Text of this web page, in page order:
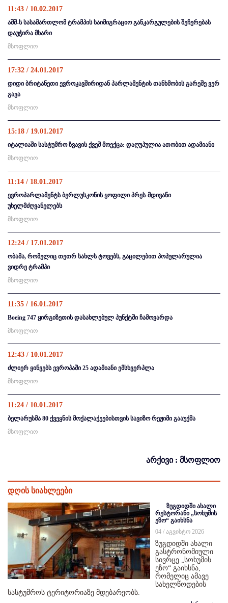
11:43 / 10.02.2017
აშშ-ს სასამართლომ ტრამპის საიმიგრაციო განკარგულების შეჩერებას
დაუჭირა მხარი
მსოფლიო
17:32 / 24.01.2017
დიდი ბრიტანეთი ევროკავშირიდან პარლამენტის თანხმობის გარეშე ვერ
გავა
მსოფლიო
15:18 / 19.01.2017
იტალიაში სასტუმრო ზვავის ქვეშ მოექცა: დაღუპულია ათობით ადამიანი
მსოფლიო
11:14 / 18.01.2017
ევროპარლამენტს ბერლუსკონის ყოფილი პრეს-მდივანი
უხელმძღვანელებს
მსოფლიო
12:24 / 17.01.2017
ობამა, რომელიც თეთრ სახლს ტოვებს, გაცილებით პოპულარულია
ვიდრე ტრამპი
მსოფლიო
11:35 / 16.01.2017
Boeing 747 ყირგიზეთის დასახლებულ პუნქტში ჩამოვარდა
მსოფლიო
12:43 / 10.01.2017
ძლიერ ყინვებს ევროპაში 25 ადამიანი ემსხვერპლა
მსოფლიო
11:24 / 10.01.2017
ბელარუსმა 80 ქვეყნის მოქალაქეებისთვის სავიზო რეჟიმი გააუქმა
მსოფლიო
არქივი : მსოფლიო
დღის სიახლეები
ზუგდიდში ახალი
რესტორანი „სოხუმის
ეზო“ გაიხსნა
04 / აგვისტო 2026
ზუგდიდში ახალი
გასტრონომიული
სივრცე „სოხუმის
ეზო“ გაიხსნა,
რომელიც ამავე
სახელწოდების
სასტუმროს ტერიტორიაზე მდებარეობს.